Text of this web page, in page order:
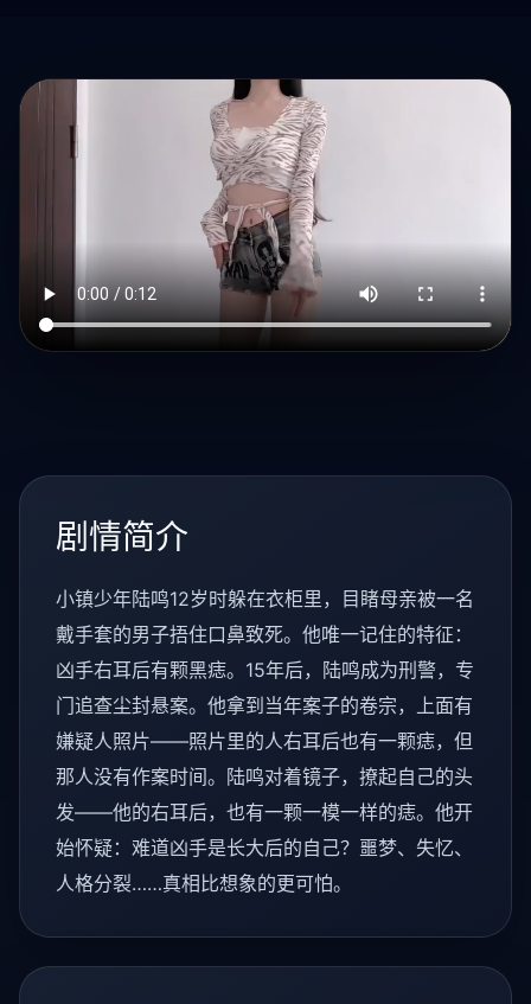
剧情简介
小镇少年陆鸣12岁时躲在衣柜里，目睹母亲被一名
戴手套的男子捂住口鼻致死。他唯一记住的特征：
凶手右耳后有颗黑痣。15年后，陆鸣成为刑警，专
门追查尘封悬案。他拿到当年案子的卷宗，上面有
嫌疑人照片——照片里的人右耳后也有一颗痣，但
那人没有作案时间。陆鸣对着镜子，撩起自己的头
发——他的右耳后，也有一颗一模一样的痣。他开
始怀疑：难道凶手是长大后的自己？噩梦、失忆、
人格分裂……真相比想象的更可怕。